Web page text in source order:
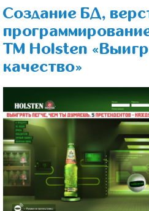
Создание БД,
ТМ Holsten
качество»